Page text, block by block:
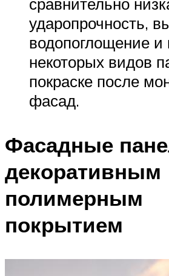
ударопрочность,
водопоглощение и
некоторых видов
покраске после
фасад.
Фасадные
декоративным
полимерным
покрытием